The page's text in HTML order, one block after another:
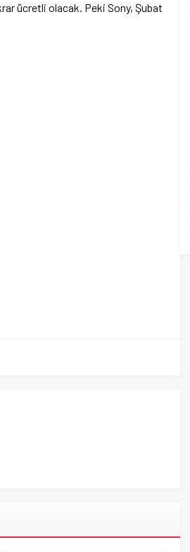
ücretli olacak. Peki Sony, Şubat